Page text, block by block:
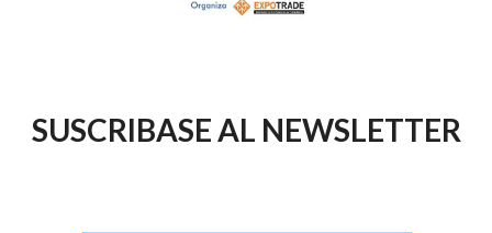
SUSCRIBASE AL NEWSLETTER